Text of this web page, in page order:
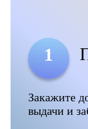
1
Закажите
выдачи и